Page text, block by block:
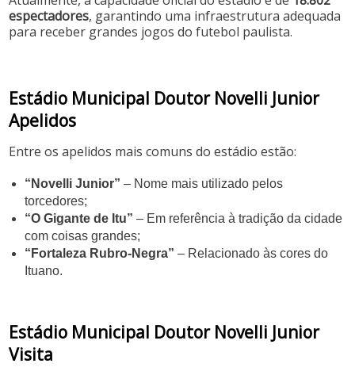
espectadores, garantindo uma infraestrutura adequada
para receber grandes jogos do futebol paulista.
Estádio Municipal Doutor Novelli Junior
Apelidos
Entre os apelidos mais comuns do estádio estão:
“Novelli Junior” – Nome mais utilizado pelos
torcedores;
“O Gigante de Itu” – Em referência à tradição da cidade
com coisas grandes;
“Fortaleza Rubro-Negra” – Relacionado às cores do
Ituano.
Estádio Municipal Doutor Novelli Junior
Visita